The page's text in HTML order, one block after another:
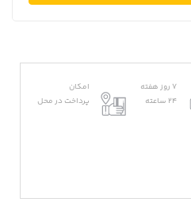
7 روز هفته
24 ساعته
امکان
پرداخت در محل